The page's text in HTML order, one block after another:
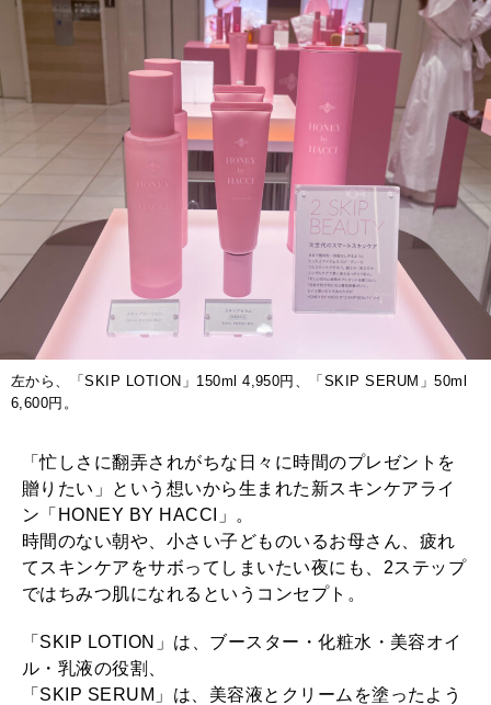
左から、「SKIP LOTION」150ml 4,950円、「SKIP SERUM」50ml
6,600円。
「忙しさに翻弄されがちな日々に時間のプレゼントを
贈りたい」という想いから生まれた新スキンケアライ
ン「HONEY BY HACCI」。
時間のない朝や、小さい子どものいるお母さん、疲れ
てスキンケアをサボってしまいたい夜にも、2ステップ
ではちみつ肌になれるというコンセプト。
「SKIP LOTION」は、ブースター・化粧水・美容オイ
ル・乳液の役割、
「SKIP SERUM」は、美容液とクリームを塗ったよう